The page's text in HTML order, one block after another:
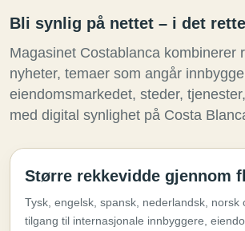
Bli synlig på nettet – i det
Magasinet Costablanca kombinerer
nyheter, temaer som angår
eiendomsmarkedet, steder,
med digital synlighet på Costa
Større rekkevidde gjennom
Tysk, engelsk, spansk, nederlandsk, norsk
tilgang til internasjonale innbyggere,